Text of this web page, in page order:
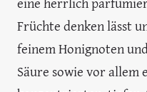
Früchte denken lässt
feinem Honignoten
Säure sowie vor allem